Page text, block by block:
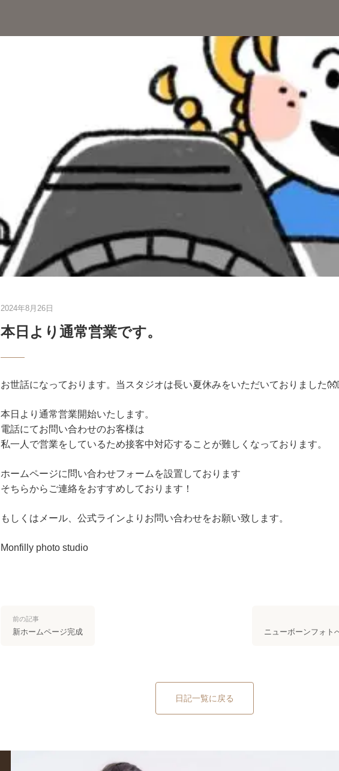
2024年8月26日
本日より通常営業です。
お世話になっております。当スタジオは長い夏休みをいただいておりました
本日より通常営業開始いたします。
電話にてお問い合わせのお客様は
私一人で営業をしているため接客中対応することが難しくなっております。
ホームページに問い合わせフォームを設置しております
そちらからご連絡をおすすめしております！
もしくはメール、公式ラインよりお問い合わせをお願い致します。
Monfilly photo studio
前の記事
新ホームページ完成 ニューボーンフォト
日記一覧に戻る